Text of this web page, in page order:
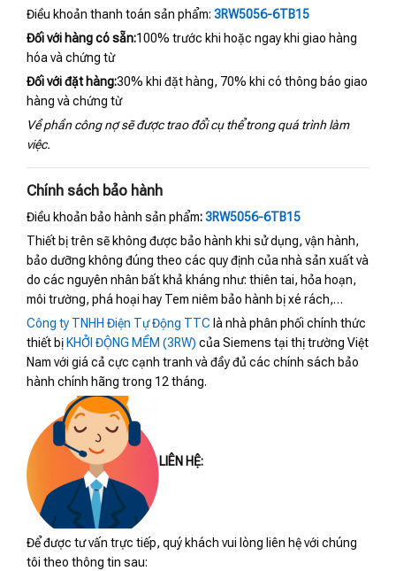
Điều khoản thanh toán sản phẩm: 3RW5056-6TB15
Đối với hàng có sẵn:100% trước khi hoặc ngay khi giao hàng
hóa và chứng từ
Đối với đặt hàng:30% khi đặt hàng, 70% khi có thông báo giao
hàng và chứng từ
Về phần công nợ sẽ được trao đổi cụ thể trong quá trình làm
việc.
Chính sách bảo hành
Điều khoản bảo hành sản phẩm:3RW5056-6TB15
Thiết bị trên sẽ không được bảo hành khi sử dụng, vận hành,
bảo dưỡng không đúng theo các quy định của nhà sản xuất và
do các nguyên nhân bất khả kháng như: thiên tai, hỏa hoạn,
môi trường, phá hoại hay Tem niêm bảo hành bị xé rách,…
Công ty TNHH Điện Tự Động TTC là nhà phân phối chính thức
thiết bị KHỞI ĐỘNG MỀM (3RW) của Siemens tại thị trường Việt
Nam với giá cả cực cạnh tranh và đầy đủ các chính sách bảo
hành chính hãng trong 12 tháng.
LIÊN HỆ:
Để được tư vấn trực tiếp, quý khách vui lòng liên hệ với chúng
tôi theo thông tin sau: